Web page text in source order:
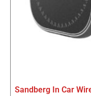
Sandberg In Car